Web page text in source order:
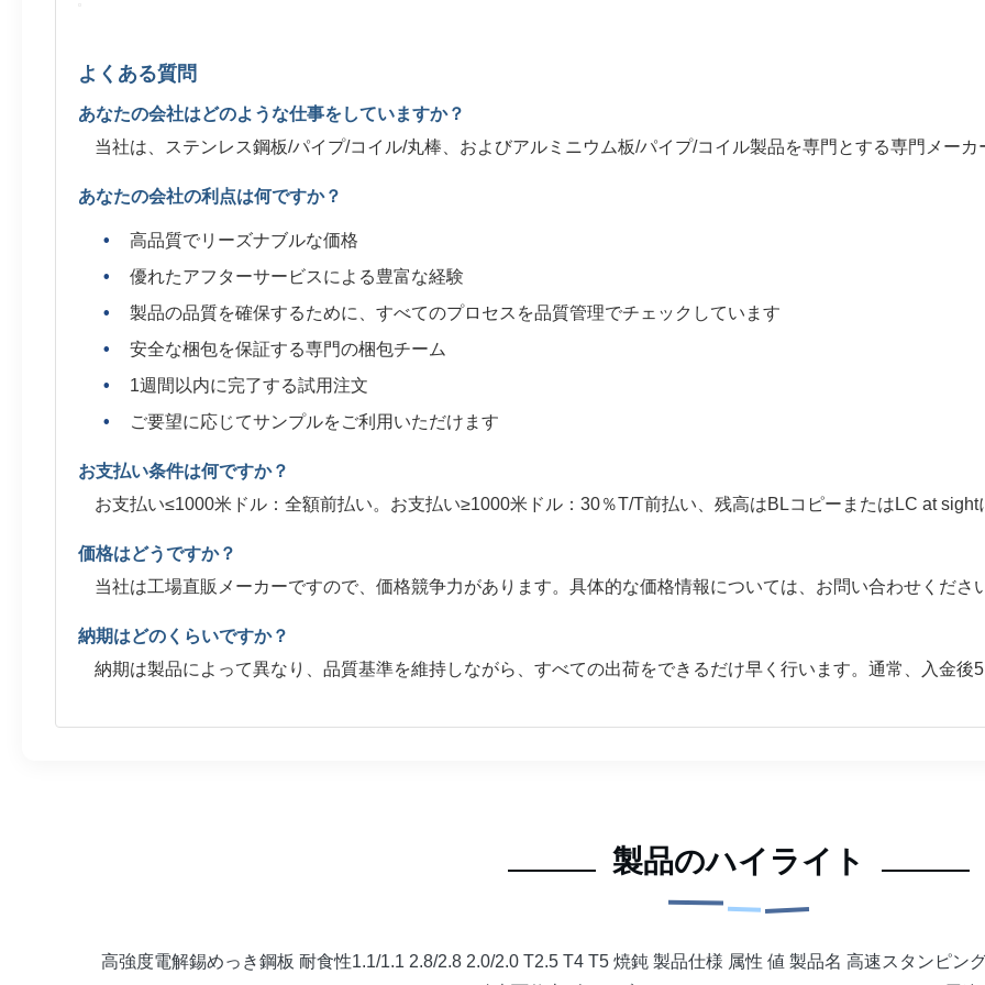
よくある質問
あなたの会社はどのような仕事をしていますか？
当社は、ステンレス鋼板/パイプ/コイル/丸棒、およびアルミニウム板/パイプ/コイル製品を専門とする専門メーカ
あなたの会社の利点は何ですか？
高品質でリーズナブルな価格
優れたアフターサービスによる豊富な経験
製品の品質を確保するために、すべてのプロセスを品質管理でチェックしています
安全な梱包を保証する専門の梱包チーム
1週間以内に完了する試用注文
ご要望に応じてサンプルをご利用いただけます
お支払い条件は何ですか？
お支払い≤1000米ドル：全額前払い。お支払い≥1000米ドル：30％T/T前払い、残高はBLコピーまたはLC at sight
価格はどうですか？
当社は工場直販メーカーですので、価格競争力があります。具体的な価格情報については、お問い合わせくださ
納期はどのくらいですか？
納期は製品によって異なり、品質基準を維持しながら、すべての出荷をできるだけ早く行います。通常、入金後
製品のハイライト
高強度電解錫めっき鋼板 耐食性1.1/1.1 2.8/2.8 2.0/2.0 T2.5 T4 T5 焼鈍 製品仕様 属性 値 製品名 高速スタンピ